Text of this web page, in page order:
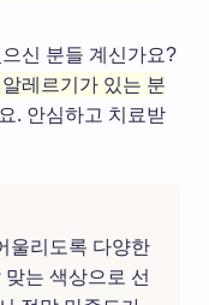
신 분들 계신가요?
레르기가 있는 분
. 안심하고 치료받
울리도록 다양한
는 색상으로 선